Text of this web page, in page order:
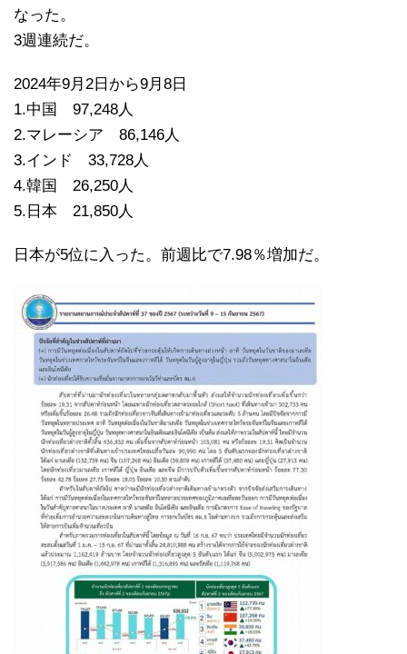
なった。
3週連続だ。
2024年9月2日から9月8日
1.中国 97,248人
2.マレーシア 86,146人
3.インド 33,728人
4.韓国 26,250人
5.日本 21,850人
日本が5位に入った。前週比で7.98％増加だ。